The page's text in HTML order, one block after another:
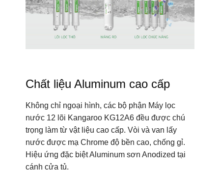
Chất liệu Aluminum cao cấp
Không chỉ ngoại hình, các bộ phận Máy lọc
nước 12 lõi Kangaroo KG12A6 đều được chú
trọng làm từ vật liệu cao cấp. Vòi và van lấy
nước được mạ Chrome độ bền cao, chống gỉ.
Hiệu ứng đặc biệt Aluminum sơn Anodized tại
cánh cửa tủ.